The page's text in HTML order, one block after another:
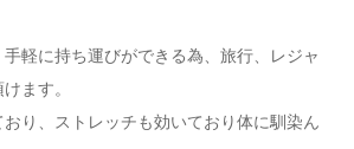
軽に持ち運びができる為、旅行、レジャ
ます。
り、ストレッチも効いており体に馴染ん